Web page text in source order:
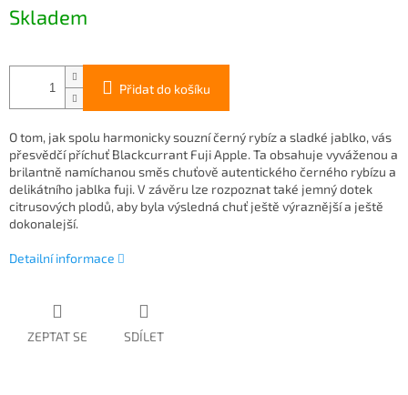
cena:
Skladem
Přidat do košíku
O tom, jak spolu harmonicky souzní černý rybíz a sladké jablko, vás
přesvědčí příchuť Blackcurrant Fuji Apple. Ta obsahuje vyváženou a
brilantně namíchanou směs chuťově autentického černého rybízu a
delikátního jablka fuji. V závěru lze rozpoznat také jemný dotek
citrusových plodů, aby byla výsledná chuť ještě výraznější a ještě
dokonalejší.
Detailní informace
ZEPTAT SE SDÍLET